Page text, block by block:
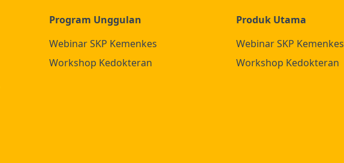
Program Unggulan
Webinar SKP Kemenkes
Workshop Kedokteran
Produk Utama
Webinar SKP Kemenkes
Workshop Kedokteran